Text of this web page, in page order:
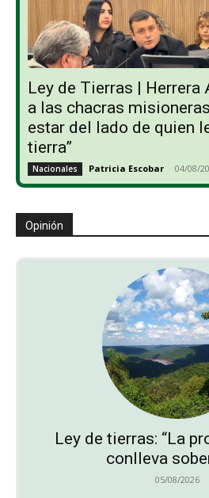
Ley de Tierras | Herrera
a las chacras
estar del lado de quien
tierra”
Nacionales Patricia Escobar - 04/08/
Opinión
Ley de tierras: “La
conlleva
05/08/2026